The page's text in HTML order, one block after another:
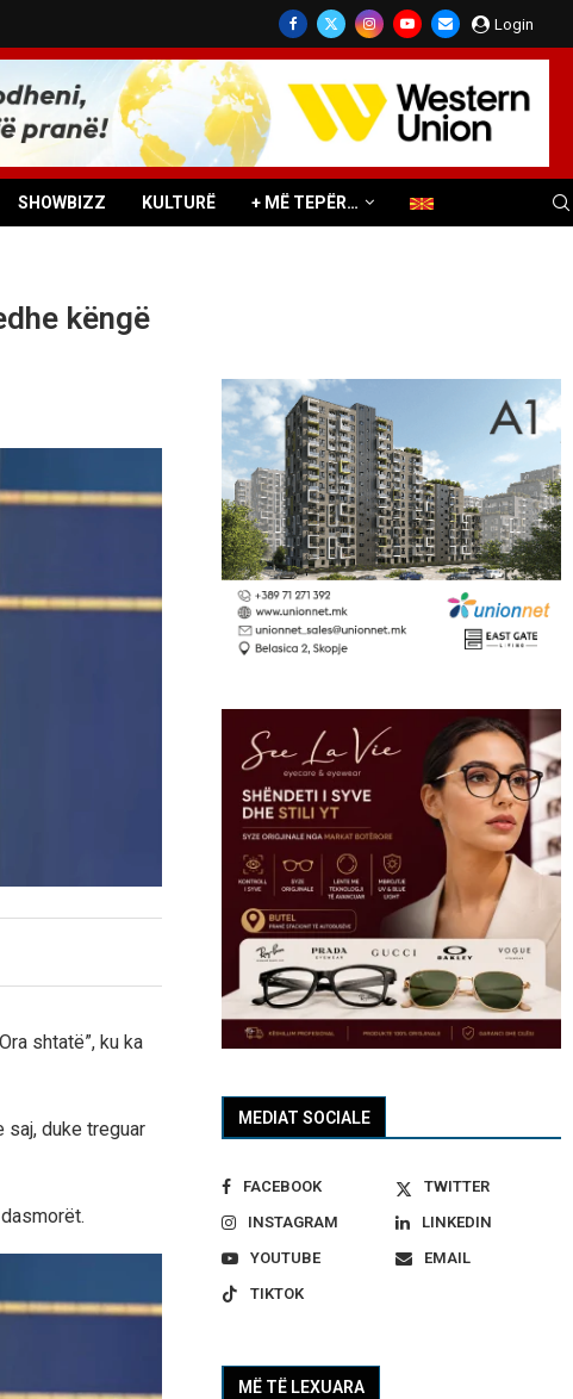
Login
SHOWBIZZ KULTURË + MË TEPËR…
këngë
shtatë”, ku ka
saj, duke treguar
MEDIAT SOCIALE
FACEBOOK
TWITTER
INSTAGRAM
LINKEDIN
YOUTUBE
EMAIL
TIKTOK
MË TË LEXUARA